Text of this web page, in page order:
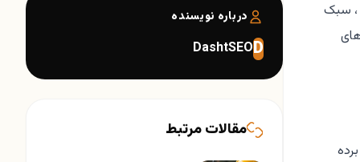
، سبک
درباره نویسنده
D
DashtSEO
مقالات مرتبط